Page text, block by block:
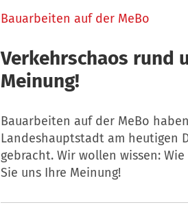
Bauarbeiten auf der MeBo
Verkehrschaos rund
Meinung!
Bauarbeiten auf der MeBo
Landeshauptstadt am heutigen
gebracht. Wir wollen wissen:
Sie uns Ihre Meinung!